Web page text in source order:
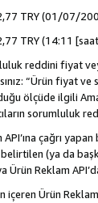
TRY (01/07/
TRY (14:11
reddini fiyat
“Ürün fiyat
ölçüde ilgili
sorumluluk
çağrı
(ya da
Ürün Reklam
içeren Ürün